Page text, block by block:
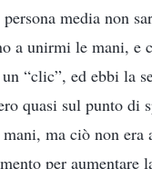
persona media non
a unirmi le mani, e
“clic”, ed ebbi la
quasi sul punto
ma ciò non
per